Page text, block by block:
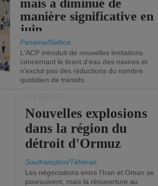
mais a diminué de
manière significative en
juin.
Panama/Balboa
L'ACP introduit de nouvelles limitations
concernant le tirant d'eau des navires et
n'exclut pas des réductions du nombre
quotidien de transits.
Nouvelles explosions
dans la région du
détroit d'Ormuz
Southampton/Téhéran
Les négociations entre l'Iran et Oman se
poursuivent, mais la réouverture au